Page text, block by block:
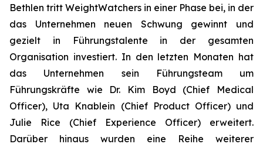
Bethlen tritt WeightWatchers in einer Phase bei, in der
das Unternehmen neuen Schwung gewinnt und
gezielt in Führungstalente in der gesamten
Organisation investiert. In den letzten Monaten hat
das Unternehmen sein Führungsteam um
Führungskräfte wie Dr. Kim Boyd (Chief Medical
Officer), Uta Knablein (Chief Product Officer) und
Julie Rice (Chief Experience Officer) erweitert.
Darüber hinaus wurden eine Reihe weiterer